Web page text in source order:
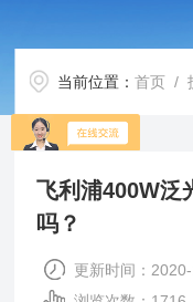
当前位置：首页 /
飞利浦400W泛
吗？
更新时间：